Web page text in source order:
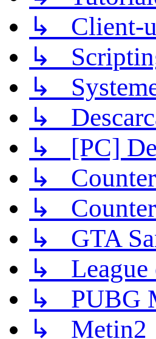
↳ Client-
↳
↳
↳
↳ [PC]
↳
↳
↳ GTA
↳ League
↳ PUBG
↳ Metin2